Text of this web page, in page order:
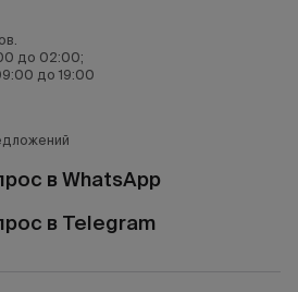
до 02:00;
до 19:00
в WhatsApp
в Telegram